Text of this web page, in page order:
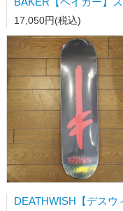
17,050円(税込)